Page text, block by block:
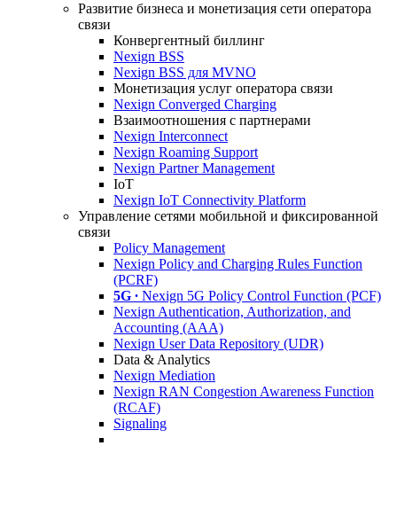
Развитие бизнеса и монетизация сети оператора
связи
Конвергентный биллинг
Nexign BSS
Nexign BSS для MVNO
Монетизация услуг оператора связи
Nexign Converged Charging
Взаимоотношения с партнерами
Nexign Interconnect
Nexign Roaming Support
Nexign Partner Management
IoT
Nexign IoT Connectivity Platform
Управление сетями мобильной и фиксированной
связи
Policy Management
Nexign Policy and Charging Rules Function
(PCRF)
5G ∙ Nexign 5G Policy Control Function (PCF)
Nexign Authentication, Authorization, and
Accounting (AAA)
Nexign User Data Repository (UDR)
Data & Analytics
Nexign Mediation
Nexign RAN Congestion Awareness Function
(RCAF)
Signaling